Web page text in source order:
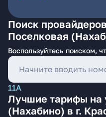
Поиск
Поселковая
Воспользуйтесь поиском,
11А
Лучшие тарифы на
(Нахабино) в г.